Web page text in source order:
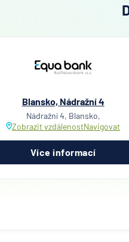
Blansko, Nádražní 4
Nádražní 4, Blansko,
Zobrazit vzdálenostNavigovat
Více informací